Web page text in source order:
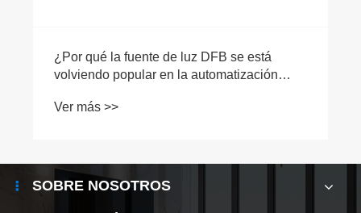
El principio de funcionamiento de un láser
con una línea de emisión ultraestrecha
Ver más >>
SOBRE NOSOTROS